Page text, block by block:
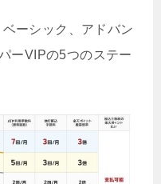
ーシック、アドバン
ーVIPの5つのステー